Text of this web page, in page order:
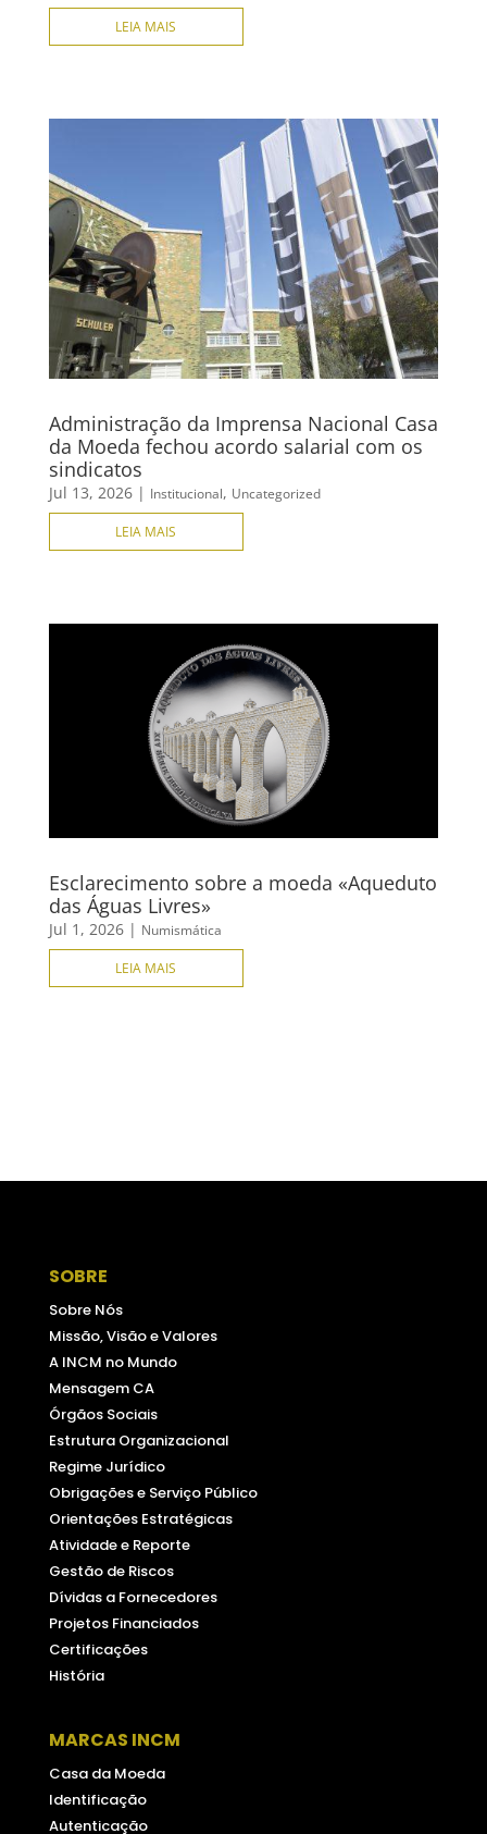
LEIA MAIS
Administração da Imprensa Nacional Casa
da Moeda fechou acordo salarial com os
sindicatos
Jul 13, 2026| Institucional, Uncategorized
LEIA MAIS
Esclarecimento sobre a moeda «Aqueduto
das Águas Livres»
Jul 1, 2026| Numismática
LEIA MAIS
SOBRE
Sobre Nós
Missão, Visão e Valores
A INCM no Mundo
Mensagem CA
Órgãos Sociais
Estrutura Organizacional
Regime Jurídico
Obrigações e Serviço Público
Orientações Estratégicas
Atividade e Reporte
Gestão de Riscos
Dívidas a Fornecedores
Projetos Financiados
Certificações
História
MARCAS INCM
Casa da Moeda
Identificação
Autenticação